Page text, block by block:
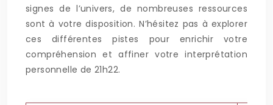
signes de l’univers, de nombreuses ressources
sont à votre disposition. N’hésitez pas à explorer
ces différentes pistes pour enrichir votre
compréhension et affiner votre interprétation
personnelle de 21h22.